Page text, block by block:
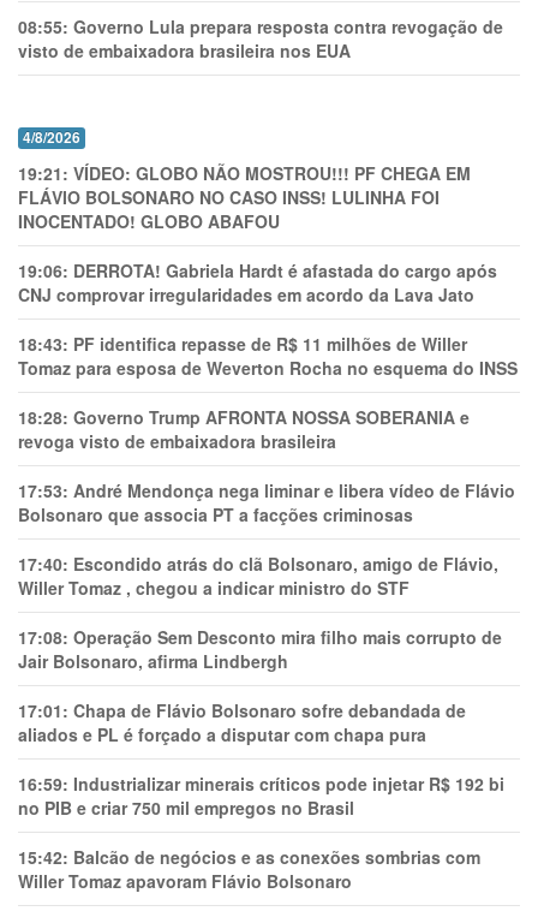
08:55: Governo Lula prepara resposta contra revogação de
visto de embaixadora brasileira nos EUA
4/8/2026
19:21: VÍDEO: GLOBO NÃO MOSTROU!!! PF CHEGA EM
FLÁVIO BOLSONARO NO CASO INSS! LULINHA FOI
INOCENTADO! GLOBO ABAFOU
19:06: DERROTA! Gabriela Hardt é afastada do cargo após
CNJ comprovar irregularidades em acordo da Lava Jato
18:43: PF identifica repasse de R$ 11 milhões de Willer
Tomaz para esposa de Weverton Rocha no esquema do INSS
18:28: Governo Trump AFRONTA NOSSA SOBERANIA e
revoga visto de embaixadora brasileira
17:53: André Mendonça nega liminar e libera vídeo de Flávio
Bolsonaro que associa PT a facções criminosas
17:40: Escondido atrás do clã Bolsonaro, amigo de Flávio,
Willer Tomaz , chegou a indicar ministro do STF
17:08: Operação Sem Desconto mira filho mais corrupto de
Jair Bolsonaro, afirma Lindbergh
17:01: Chapa de Flávio Bolsonaro sofre debandada de
aliados e PL é forçado a disputar com chapa pura
16:59: Industrializar minerais críticos pode injetar R$ 192 bi
no PIB e criar 750 mil empregos no Brasil
15:42: Balcão de negócios e as conexões sombrias com
Willer Tomaz apavoram Flávio Bolsonaro